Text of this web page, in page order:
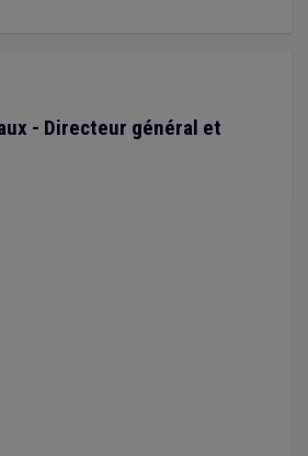
- Directeur général et